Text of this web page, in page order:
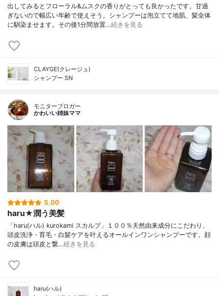
出してみるとフローラル&ムスクの香りがとっても良かったです。甘過
ぎないので幅広い年齢で使えそう。シャンプーは泡立てて地肌、髪全体
に馴染ませます。その後1分間放置…続きを見る
CLAYGE(クレージュ)
シャンプー SN
モニターブロガー
かわいい姉妹ママ
5.00
haru★潤う美髪
「haru(ハル) kurokami スカルプ」１００％天然由来成分にこだわり、
頭皮洗浄・育毛・白髪ケアを叶えるオールインワンシャンプーです。顔
の皮膚は頭皮と繋…続きを見る
haru(ハル)